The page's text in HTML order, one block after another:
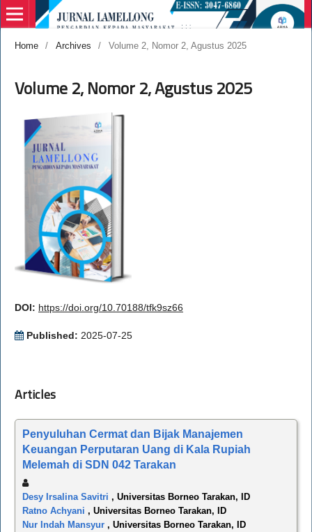
Home / Archives / Volume 2, Nomor 2, Agustus 2025
Volume 2, Nomor 2, Agustus 2025
DOI: https://doi.org/10.70188/tfk9sz66
Published: 2025-07-25
Articles
Penyuluhan Cermat dan Bijak Manajemen
Keuangan Perputaran Uang di Kala Rupiah
Melemah di SDN 042 Tarakan
Desy Irsalina Savitri , Universitas Borneo Tarakan, ID
Ratno Achyani , Universitas Borneo Tarakan, ID
Nur Indah Mansyur , Universitas Borneo Tarakan, ID